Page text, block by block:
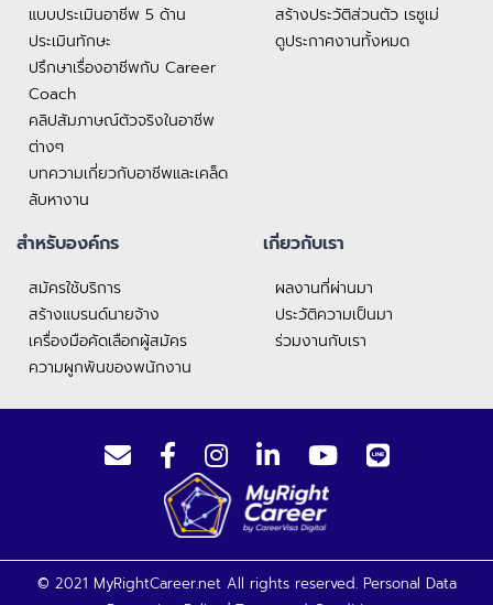
แบบประเมินอาชีพ 5 ด้าน
ประเมินทักษะ
ปรึกษาเรื่องอาชีพกับ Career
Coach
คลิปสัมภาษณ์ตัวจริงในอาชีพ
ต่างๆ
บทความเกี่ยวกับอาชีพและเคล็ด
ลับหางาน
สร้างประวัติส่วนตัว เรซูเม่
ดูประกาศงานทั้งหมด
สำหรับองค์กร
สมัครใช้บริการ
สร้างแบรนด์นายจ้าง
เครื่องมือคัดเลือกผู้สมัคร
ความผูกพันของพนักงาน
เกี่ยวกับเรา
ผลงานที่ผ่านมา
ประวัติความเป็นมา
ร่วมงานกับเรา
© 2021 MyRightCareer.net All rights reserved. Personal Data